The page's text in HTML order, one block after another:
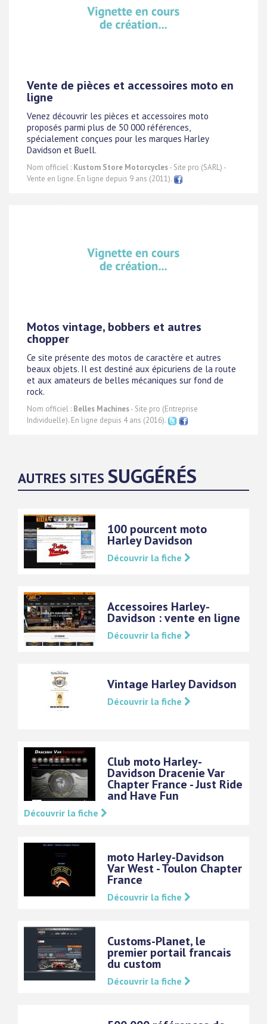
Vente de pièces et accessoires moto en
ligne
Venez découvrir les pièces et accessoires moto
proposés parmi plus de 50 000 références,
spécialement conçues pour les marques Harley
Davidson et Buell.
Nom officiel : Kustom Store Motorcycles- Site pro (SARL) -
Vente en ligne. En ligne depuis 9 ans (2011).
Motos vintage, bobbers et autres
chopper
Ce site présente des motos de caractère et autres
beaux objets. Il est destiné aux épicuriens de la route
et aux amateurs de belles mécaniques sur fond de
rock.
Nom officiel : Belles Machines- Site pro (Entreprise
Individuelle). En ligne depuis 4 ans (2016).
AUTRES SITES SUGGÉRÉS
100 pourcent moto
Harley Davidson
Découvrir la fiche
Accessoires Harley-
Davidson : vente en ligne
Découvrir la fiche
Vintage Harley Davidson
Découvrir la fiche
Club moto Harley-
Davidson Dracenie Var
Chapter France - Just Ride
and Have Fun
Découvrir la fiche
moto Harley-Davidson
Var West - Toulon Chapter
France
Découvrir la fiche
Customs-Planet, le
premier portail francais
du custom
Découvrir la fiche